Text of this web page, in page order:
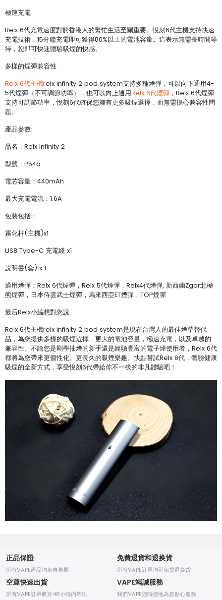
極速充電
Relx 6代充電速度對於香港人的繁忙生活至關重要。悅刻6代主機支持快速
充電技術，15分鐘充電即可獲得80%以上的電池容量。這表示無需長時間等
待，您即可快速體驗吸煙的快感。
多樣的煙彈兼容性
Relx 6代主機relx infinity 2 pod system支持多種煙彈，可以向下通用4-
5代煙彈（不可調節功率），也可以向上通用Relx 6代煙彈 ，Relx 6代煙彈
支持可調節功率，悅刻6代確保您擁有更多吸煙選擇，而無需擔心兼容性問
題。
產品參數:
品名：Relx Infinity 2
型號：P54a
電芯容量：440mAh
最大充電電流：1.6A
包裝包括：
霧化杆(主機)x1
USB Type-C 充電綫 x1
説明書(套) x 1
適用煙彈：Relx 6代煙彈，Relx 5代煙彈，Relx4代煙彈, 新西蘭Zgar北極
熊煙彈，日本侍雲武士煙彈，馬來西亞ET煙彈，TOP煙彈
最后Relx小編想對您說
Relx 6代主機relx infinity 2 pod system是現在台灣人的最佳煙草替代
品，為您提供多樣的吸煙選擇，更大的電池容量，極速充電，以及卓越的
兼容性。不論您是剛學抽煙的新手還是經驗豐富的電子煙使用者，Relx 6代
都將為您帶來更個性化、更長久的吸煙樂趣。快點嘗試Relx 6代，體驗健康
吸煙的全新方式，享受悅刻6代帶給你不一樣的非凡體驗吧！
正品保證
所有VAPE產品均來自專櫃
免費退貨和退换貨
所有VAPE訂單均可免费退换货
空運快速出貨
所有VAPE訂單將於48小時内寄出
VAPE竭誠服務
我們VAPE随時随地為您贴心服務